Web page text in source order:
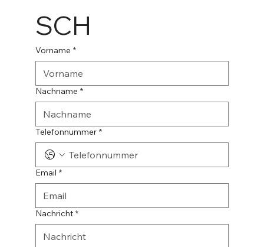
SCH
Vorname *
Nachname *
Telefonnummer *
Email *
Nachricht *